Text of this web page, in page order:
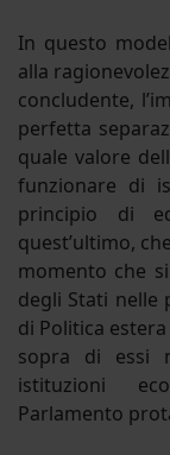
In questo
alla
concludente,
perfetta
quale valore
funzionare di
principio di
quest’ultimo,
momento che
degli Stati nelle
di Politica
sopra di essi
istituzioni
Parlamento